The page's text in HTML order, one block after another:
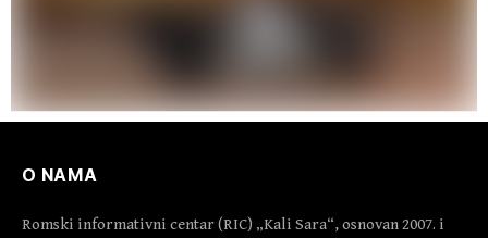
O NAMA
Romski informativni centar (RIC) „Kali Sara“, osnovan 2007. i